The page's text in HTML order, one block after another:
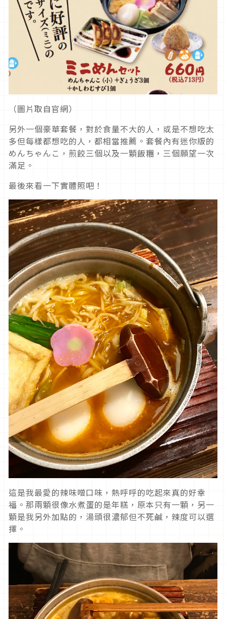
（圖片取自官網）
另外一個豪華套餐，對於食量不大的人，或是不想吃太
多但每樣都想吃的人，都相當推薦。套餐內有迷你版的
めんちゃんこ，煎餃三個以及一顆飯糰，三個願望一次
滿足。
最後來看一下實體照吧！
這是我最愛的辣味噌口味，熱呼呼的吃起來真的好幸
福。那兩顆很像水煮蛋的是年糕，原本只有一顆，另一
顆是我另外加點的，湯頭很濃郁但不死鹹，辣度可以選
擇。